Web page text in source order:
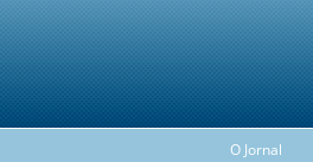
O Jornal